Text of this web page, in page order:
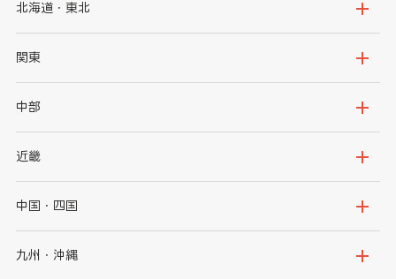
北海道・東北
北海道
岩手県
秋田県
関東
茨城県
群馬県
千葉県
神奈川県
中部
新潟県
石川県
山梨県
近畿
大阪府
京都府
中国・四国
鳥取県
九州・沖縄